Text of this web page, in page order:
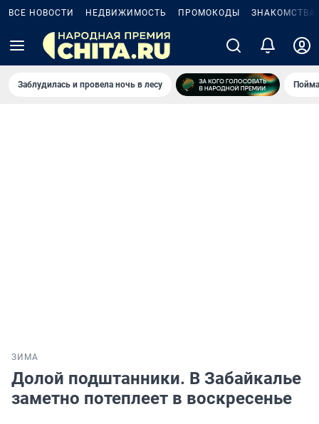
ВСЕ НОВОСТИ НЕДВИЖИМОСТЬ ПРОМОКОДЫ ЗНАКОМСТВА
Заблудилась и провела ночь в лесу
ЗИМА
Долой подштанники. В Забайкалье
заметно потеплеет в воскресенье